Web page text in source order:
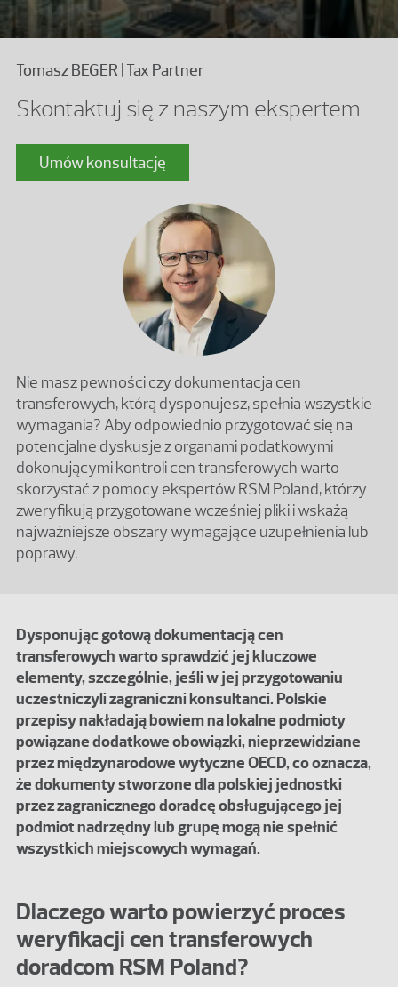
Tomasz BEGER | Tax Partner
Skontaktuj się z naszym ekspertem
Umów konsultację
Nie masz pewności czy dokumentacja cen
transferowych, którą dysponujesz, spełnia wszystkie
wymagania? Aby odpowiednio przygotować się na
potencjalne dyskusje z organami podatkowymi
dokonującymi kontroli cen transferowych warto
skorzystać z pomocy ekspertów RSM Poland, którzy
zweryfikują przygotowane wcześniej pliki i wskażą
najważniejsze obszary wymagające uzupełnienia lub
poprawy.
Dysponując gotową dokumentacją cen
transferowych warto sprawdzić jej kluczowe
elementy, szczególnie, jeśli w jej przygotowaniu
uczestniczyli zagraniczni konsultanci. Polskie
przepisy nakładają bowiem na lokalne podmioty
powiązane dodatkowe obowiązki, nieprzewidziane
przez międzynarodowe wytyczne OECD, co oznacza,
że dokumenty stworzone dla polskiej jednostki
przez zagranicznego doradcę obsługującego jej
podmiot nadrzędny lub grupę mogą nie spełnić
wszystkich miejscowych wymagań.
Dlaczego warto powierzyć proces
weryfikacji cen transferowych
doradcom RSM Poland?